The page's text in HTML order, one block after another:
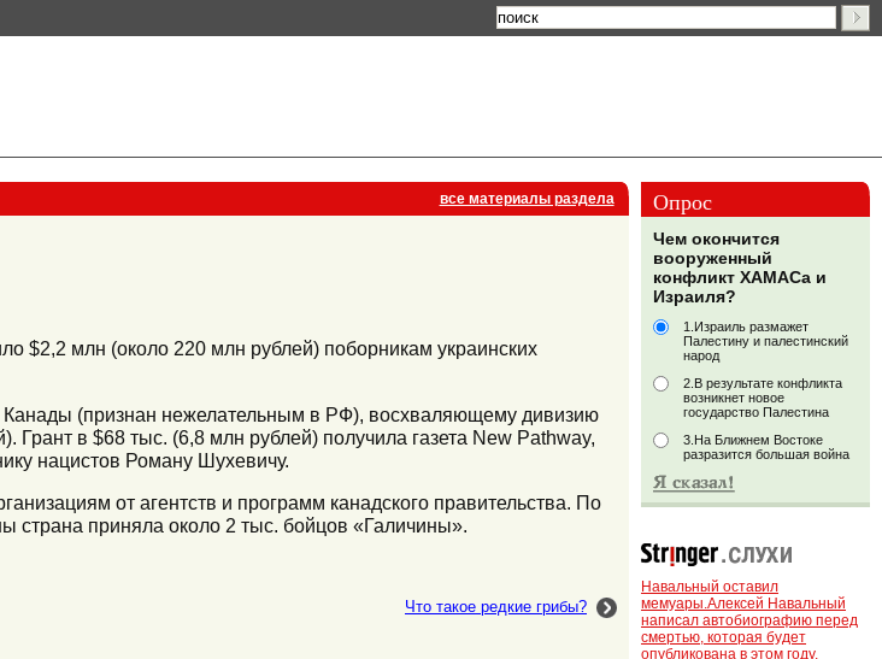
все материалы раздела
$2,2 млн (около 220 млн рублей) поборникам украинских
Канады (признан нежелательным в РФ), восхваляющему дивизию
в $68 тыс. (6,8 млн рублей) получила газета New Pathway,
нацистов Роману Шухевичу.
от агентств и программ канадского правительства. По
страна приняла около 2 тыс. бойцов «Галичины».
Что такое редкие грибы?
Опрос
Чем окончится
вооруженный
конфликт ХАМАСа и
Израиля?
1.Израиль размажет
Палестину и палестинский
народ
2.В результате конфликта
возникнет новое
государство Палестина
3.На Ближнем Востоке
разразится большая война
Навальный оставил
мемуары.Алексей Навальный
написал автобиографию перед
смертью, которая будет
опубликована в этом году,